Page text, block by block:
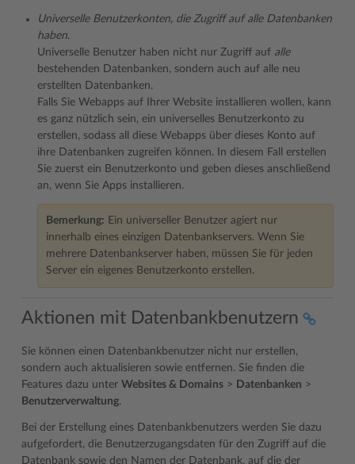
Universelle Benutzerkonten, die Zugriff auf alle Datenbanken
haben.
Universelle Benutzer haben nicht nur Zugriff auf alle
bestehenden Datenbanken, sondern auch auf alle neu
erstellten Datenbanken.
Falls Sie Webapps auf Ihrer Website installieren wollen, kann
es ganz nützlich sein, ein universelles Benutzerkonto zu
erstellen, sodass all diese Webapps über dieses Konto auf
ihre Datenbanken zugreifen können. In diesem Fall erstellen
Sie zuerst ein Benutzerkonto und geben dieses anschließend
an, wenn Sie Apps installieren.
Bemerkung: Ein universeller Benutzer agiert nur
innerhalb eines einzigen Datenbankservers. Wenn Sie
mehrere Datenbankserver haben, müssen Sie für jeden
Server ein eigenes Benutzerkonto erstellen.
Aktionen mit Datenbankbenutzern
Sie können einen Datenbankbenutzer nicht nur erstellen,
sondern auch aktualisieren sowie entfernen. Sie finden die
Features dazu unter Websites & Domains > Datenbanken >
Benutzerverwaltung.
Bei der Erstellung eines Datenbankbenutzers werden Sie dazu
aufgefordert, die Benutzerzugangsdaten für den Zugriff auf die
Datenbank sowie den Namen der Datenbank, auf die der